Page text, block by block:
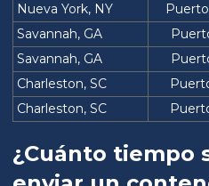
Nueva York, NY
Savannah, GA
Savannah, GA
Charleston, SC
Charleston, SC
¿Cuánto tiempo